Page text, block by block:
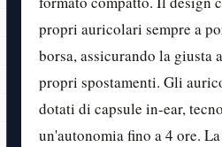
propri auricolari sempre a
borsa, assicurando la giusta
propri spostamenti. Gli
dotati di capsule in-ear,
un'autonomia fino a 4 ore.